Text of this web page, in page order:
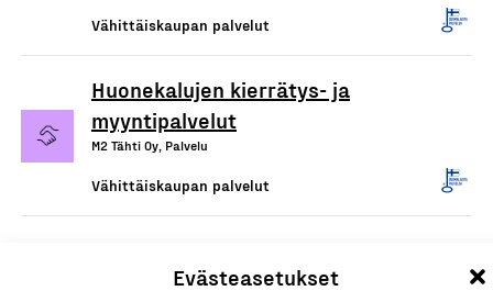
Evästeasetukset
Vähittäiskaupan palvelut
Huonekalujen kierrätys- ja
myyntipalvelut
M2 Tähti Oy, Palvelu
Vähittäiskaupan palvelut